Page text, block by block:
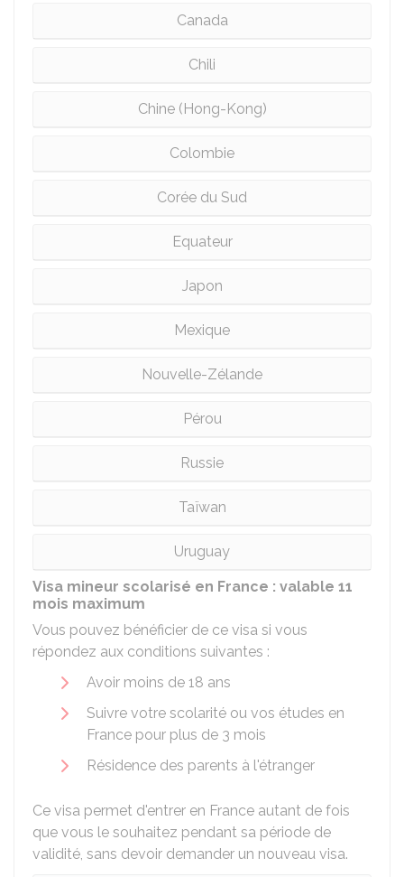
Canada
Chili
Chine (Hong-Kong)
Colombie
Corée du Sud
Equateur
Japon
Mexique
Nouvelle-Zélande
Pérou
Russie
Taïwan
Uruguay
Visa mineur scolarisé en France : valable 11
mois maximum
Vous pouvez bénéficier de ce visa si vous
répondez aux conditions suivantes :
Avoir moins de 18 ans
Suivre votre scolarité ou vos études en
France pour plus de 3 mois
Résidence des parents à l'étranger
Ce visa permet d'entrer en France autant de fois
que vous le souhaitez pendant sa période de
validité, sans devoir demander un nouveau visa.